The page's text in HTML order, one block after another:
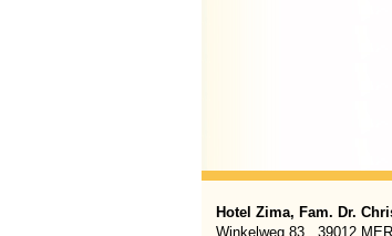
Hotel Zima, Fam. Dr.
Winkelweg 83 . 39012